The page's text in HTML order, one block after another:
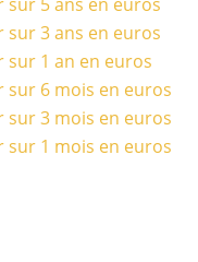
sur 3 ans en euros
sur 1 an en euros
sur 6 mois en euros
sur 3 mois en euros
sur 1 mois en euros